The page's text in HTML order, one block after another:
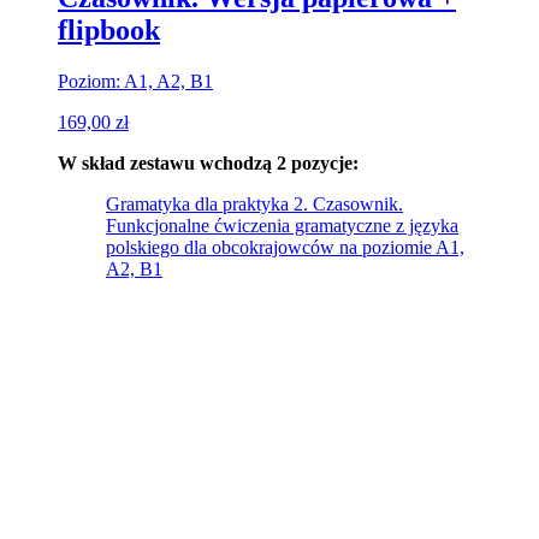
flipbook
Poziom: A1, A2, B1
169,00 zł
W skład zestawu wchodzą 2 pozycje:
Gramatyka dla praktyka 2. Czasownik.
Funkcjonalne ćwiczenia gramatyczne z języka
polskiego dla obcokrajowców na poziomie A1,
A2, B1